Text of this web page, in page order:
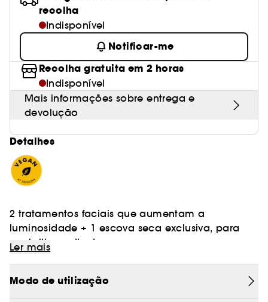
recolha
Indisponível
Notificar-me
Recolha gratuita em 2 horas
Indisponível
Mais informações sobre entrega e
devolução
Detalhes
2 tratamentos faciais que aumentam a
luminosidade + 1 escova seca exclusiva, para
um brilho radiante.
saudável instantâneo
Ler mais
Modo de utilização